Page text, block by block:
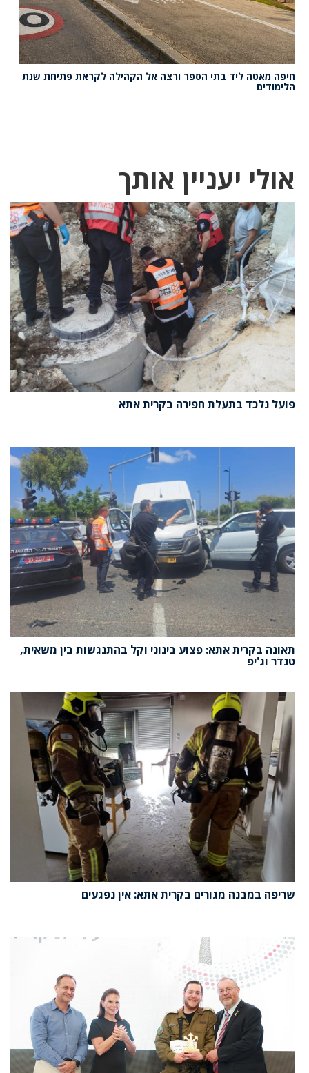
חיפה מאטה ליד בתי הספר ורצה אל הקהילה לקראת פתיחת שנת
הלימודים
אולי יעניין אותך
פועל נלכד בתעלת חפירה בקרית אתא
תאונה בקרית אתא: פצוע בינוני וקל בהתנגשות בין משאית,
טנדר וג'יפ
שריפה במבנה מגורים בקרית אתא: אין נפגעים